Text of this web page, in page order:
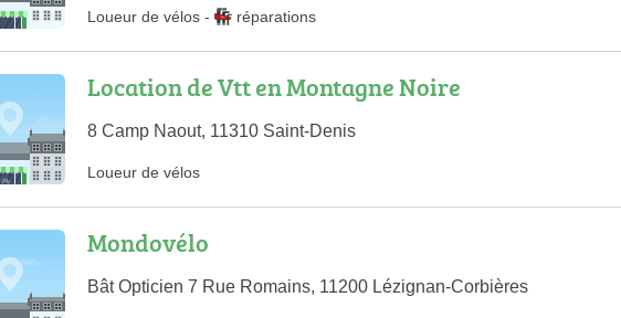
Loueur de vélos - réparations
Location de Vtt en Montagne Noire
8 Camp Naout, 11310 Saint-Denis
Loueur de vélos
Mondovélo
Bât Opticien 7 Rue Romains, 11200 Lézignan-Corbières